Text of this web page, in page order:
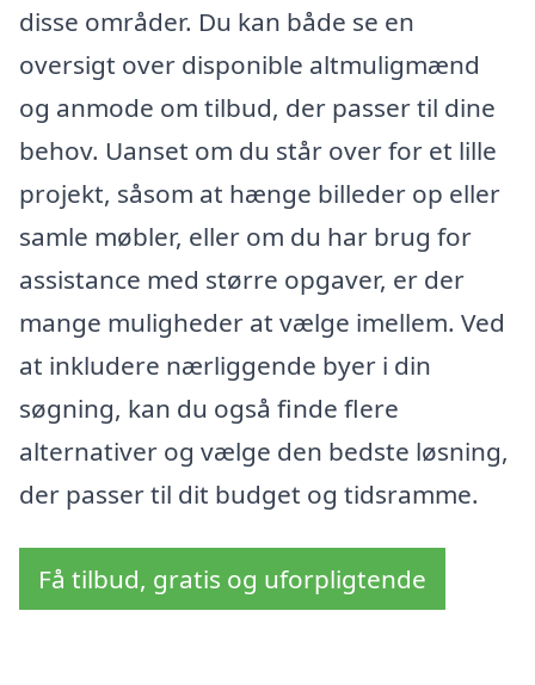
disse områder. Du kan både se en
oversigt over disponible altmuligmænd
og anmode om tilbud, der passer til dine
behov. Uanset om du står over for et lille
projekt, såsom at hænge billeder op eller
samle møbler, eller om du har brug for
assistance med større opgaver, er der
mange muligheder at vælge imellem. Ved
at inkludere nærliggende byer i din
søgning, kan du også finde flere
alternativer og vælge den bedste løsning,
der passer til dit budget og tidsramme.
Få tilbud, gratis og uforpligtende